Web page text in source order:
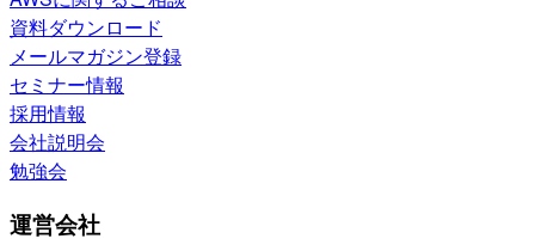
資料ダウンロード
メールマガジン登録
セミナー情報
採用情報
会社説明会
勉強会
運営会社